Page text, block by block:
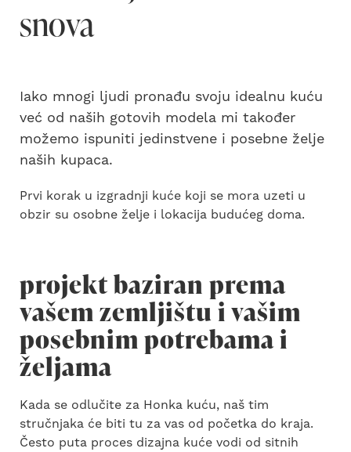
snova
Iako mnogi ljudi pronađu svoju idealnu kuću
već od naših gotovih modela mi također
možemo ispuniti jedinstvene i posebne želje
naših kupaca.
Prvi korak u izgradnji kuće koji se mora uzeti u
obzir su osobne želje i lokacija budućeg doma.
projekt baziran prema
vašem zemljištu i vašim
posebnim potrebama i
željama
Kada se odlučite za Honka kuću, naš tim
stručnjaka će biti tu za vas od početka do kraja.
Često puta proces dizajna kuće vodi od sitnih